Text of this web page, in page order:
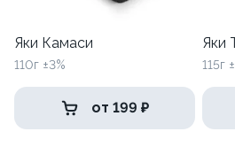
Яки Камаси
110г ±3%
от 199 ₽
Яки
115г